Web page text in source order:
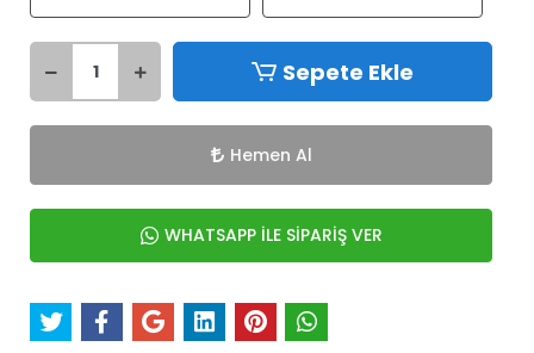
Sepete Ekle
Hemen Al
WHATSAPP İLE SİPARİŞ VER